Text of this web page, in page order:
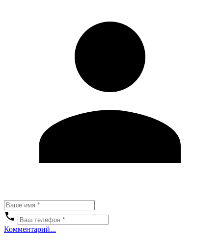
Комментарий...